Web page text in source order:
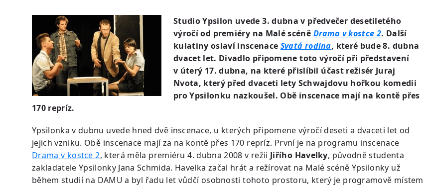
Studio Ypsilon uvede 3. dubna v předvečer desetiletého
výročí od premiéry na Malé scéně Drama v kostce 2. Další
kulatiny oslaví inscenace Svatá rodina, které bude 8. dubna
dvacet let. Divadlo připomene toto výročí při představení
v úterý 17. dubna, na které přislíbil účast režisér Juraj
Nvota, který před dvaceti lety Schwajdovu hořkou komedii
pro Ypsilonku nazkoušel. Obě inscenace mají na kontě přes
170 repríz.
Ypsilonka v dubnu uvede hned dvě inscenace, u kterých připomene výročí deseti a dvaceti let od
jejich vzniku. Obě inscenace mají za na kontě přes 170 repríz. První je na programu inscenace
Drama v kostce 2, která měla premiéru 4. dubna 2008 v režii Jiřího Havelky, původně studenta
zakladatele Ypsilonky Jana Schmida. Havelka začal hrát a režírovat na Malé scéně Ypsilonky už
během studií na DAMU a byl řadu let vůdčí osobnosti tohoto prostoru, který je programově místem